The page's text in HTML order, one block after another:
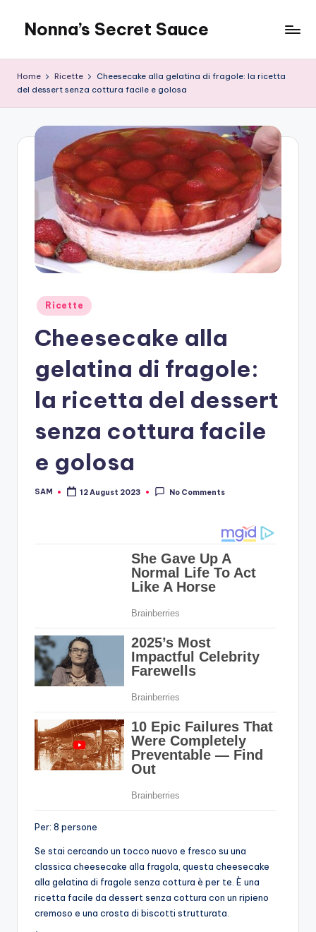
content
Nonna’s Secret Sauce
Home Ricette
Cheesecake alla gelatina di fragole: la ricetta
del dessert senza cottura facile e golosa
Posted
in
Ricette
Cheesecake alla
gelatina di fragole:
la ricetta del dessert
senza cottura facile
e golosa
Posted
SAM 12 August 2023 No Comments
Per: 8 persone
Se stai cercando un tocco nuovo e fresco su una
classica cheesecake alla fragola, questa cheesecake
alla gelatina di fragole senza cottura è per te. È una
ricetta facile da dessert senza cottura con un ripieno
cremoso e una crosta di biscotti strutturata.